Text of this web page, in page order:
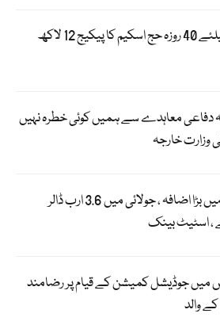
اگلے سال کیلئے 40 روزہ حج اسکیم کا پیکیج 12 لاکھ
دفاعی معاہدے سے ہمیں کوئی خطرہ نہیں
وزارت خارجہ
ترسیلات زر میں بڑا اضافہ ، جولائی میں 3.6 ارب ڈالر
، اسٹیٹ بینک
میں جوڈیشل کمیشن کے قیام پر رضامند
والد